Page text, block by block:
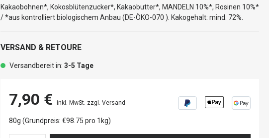
Kakaobohnen*, Kokosblütenzucker*, Kakaobutter*, MANDELN 10%*, Rosinen 10%*
/ *aus kontrolliert biologischem Anbau (DE-ÖKO-070 ). Kakogehalt: mind. 72%.
VERSAND & RETOURE
Versandbereit in: 3-5 Tage
7,90 € inkl. MwSt. zzgl. Versand
80g (Grundpreis: €98.75 pro 1kg)